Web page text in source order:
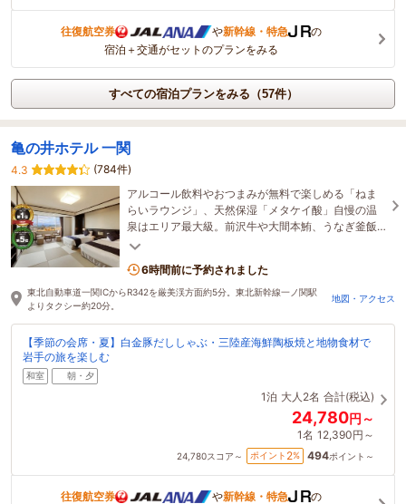
往復航空券 や新幹線・特急
の
宿泊＋交通がセットのプランをみる
すべての宿泊プランをみる（57件）
亀の井ホテル 一関
4.3
(784件)
アルコール飲料やおつまみが無料で楽しめる「ねま
らいラウンジ」、天然保湿「メタケイ酸」自慢の温
泉はエリア最大級。前沢牛や大間本鮪、うなぎ釜飯
に気仙沼産フカヒレなど料理押し。土曜は郷土イベ
6時間前に予約されました
東北自動車道一関ICからR342を厳美渓方面約5分。東北新幹線一ノ関駅
よりタクシー約20分。
地図・アクセス
【季節の会席・夏】白金豚だししゃぶ・三陸産海鮮陶板焼と地物食材で
岩手の旅を楽しむ
和室 朝・夕
1泊 大人2名 合計(税込)
24,780円～
1名 12,390円～
24,780スコア～ ポイント 2% 494ポイント～
往復航空券 や新幹線・特急
の